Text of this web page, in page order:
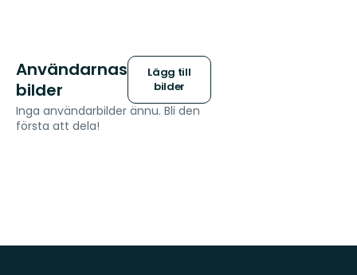
Användarnas
bilder
Lägg till
bilder
Inga användarbilder ännu. Bli den
första att dela!